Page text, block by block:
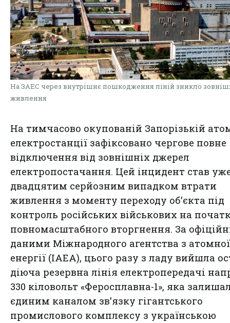
На ЗАЕС через внутрішнє пошкодження ліній зникло
живлення
На тимчасово окупованій Запорізькій
електростанції зафіксовано чергове повне
відключення від зовнішніх джерел
електропостачання. Цей інцидент став
двадцятим серйозним випадком втрати
живлення з моменту переходу об'єкта під
контроль російських військових на
повномасштабного вторгнення. За
даними Міжнародного агентства з атомної
енергії (IAEA), цього разу з ладу вийшла
діюча резервна лінія електропередачі
330 кіловольт «Феросплавна-1», яка
єдиним каналом зв'язку гігантського
промислового комплексу з українською